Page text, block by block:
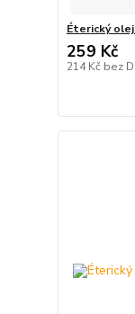
Éterický
259 Kč
214 Kč bez